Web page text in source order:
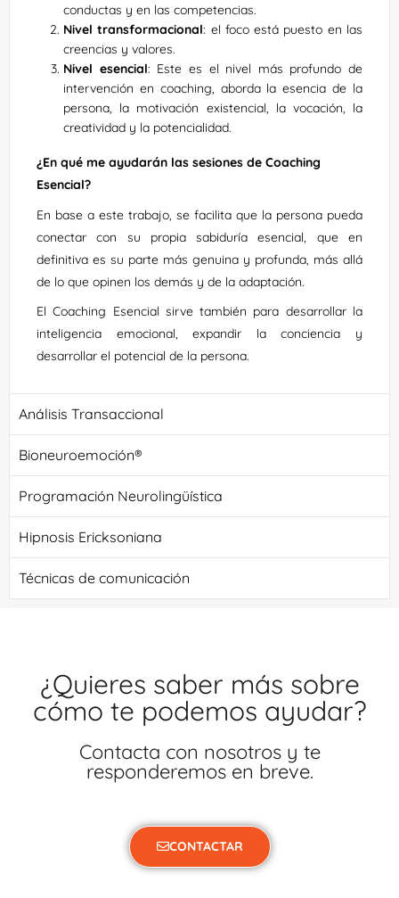
conductas y en las competencias.
Nivel transformacional: el foco está puesto en las
creencias y valores.
Nivel esencial: Este es el nivel más profundo de
intervención en coaching, aborda la esencia de la
persona, la motivación existencial, la vocación, la
creatividad y la potencialidad.
¿En qué me ayudarán las sesiones de Coaching
Esencial?
En base a este trabajo, se facilita que la persona pueda
conectar con su propia sabiduría esencial, que en
definitiva es su parte más genuina y profunda, más allá
de lo que opinen los demás y de la adaptación.
El Coaching Esencial sirve también para desarrollar la
inteligencia emocional, expandir la conciencia y
desarrollar el potencial de la persona.
Análisis Transaccional
Bioneuroemoción®
Programación Neurolingüística
Hipnosis Ericksoniana
Técnicas de comunicación
¿Quieres saber más sobre
cómo te podemos ayudar?
Contacta con nosotros y te
responderemos en breve.
CONTACTAR